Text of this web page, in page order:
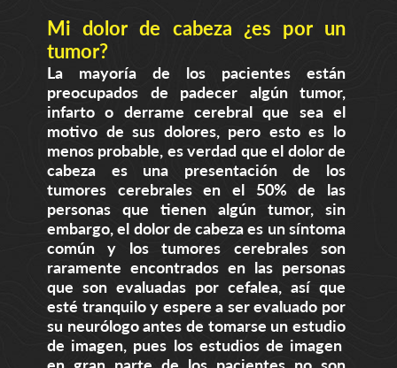
Mi dolor de cabeza ¿es por un
tumor?
La mayoría de los pacientes están
preocupados de padecer algún tumor,
infarto o derrame cerebral que sea el
motivo de sus dolores, pero esto es lo
menos probable, es verdad que el dolor de
cabeza es una presentación de los
tumores cerebrales en el 50% de las
personas que tienen algún tumor, sin
embargo, el dolor de cabeza es un síntoma
común y los tumores cerebrales son
raramente encontrados en las personas
que son evaluadas por cefalea, así que
esté tranquilo y espere a ser evaluado por
su neurólogo antes de tomarse un estudio
de imagen, pues los estudios de imagen